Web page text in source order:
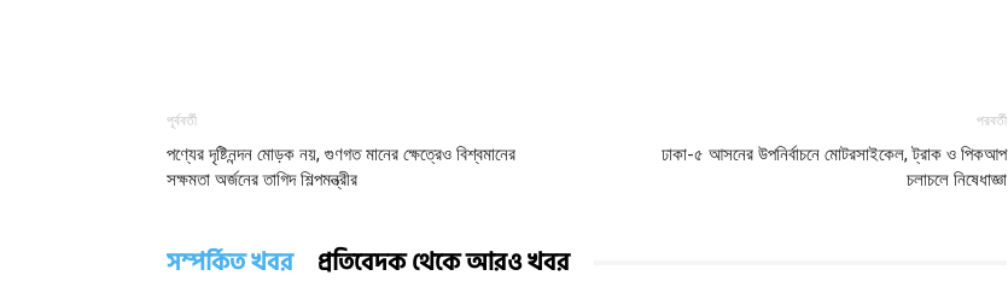
পূর্ববর্তী
পণ্যের দৃষ্টিনন্দন মোড়ক নয়, গুণগত মানের ক্ষেত্রেও বিশ্বমানের
সক্ষমতা অর্জনের তাগিদ শিল্পমন্ত্রীর
পরবর্তী
ঢাকা-৫ আসনের উপনির্বাচনে মোটরসাইকেল, ট্রাক ও পিকআপ
চলাচলে নিষেধাজ্ঞা
সম্পর্কিত খবর প্রতিবেদক থেকে আরও খবর